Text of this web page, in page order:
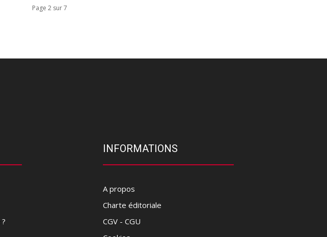
Page 2 sur 7
INFORMATIONS
A propos
Charte éditoriale
CGV - CGU